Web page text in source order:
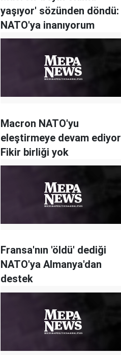
yaşıyor' sözünden döndü:
NATO'ya inanıyorum
Macron NATO'yu
eleştirmeye devam
Fikir birliği yok
Fransa'nın 'öldü' dediği
NATO'ya Almanya'dan
destek